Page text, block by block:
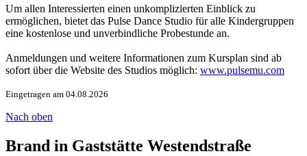
Um allen Interessierten einen unkomplizierten Einblick zu
ermöglichen, bietet das Pulse Dance Studio für alle Kindergruppen
eine kostenlose und unverbindliche Probestunde an.
Anmeldungen und weitere Informationen zum Kursplan sind ab
sofort über die Website des Studios möglich: www.pulsemu.com
Eingetragen am 04.08.2026
Nach oben
Brand in Gaststätte Westendstraße